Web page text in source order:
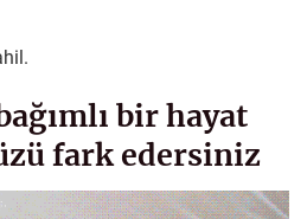
bir hayat
fark edersiniz